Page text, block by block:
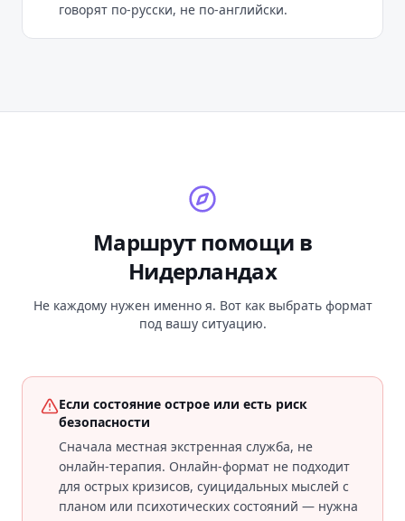
говорят по-русски, не по-английски.
Маршрут помощи в
Нидерландах
Не каждому нужен именно я. Вот как выбрать формат
под вашу ситуацию.
Если состояние острое или есть риск
безопасности
Сначала местная экстренная служба, не
онлайн-терапия. Онлайн-формат не подходит
для острых кризисов, суицидальных мыслей с
планом или психотических состояний — нужна